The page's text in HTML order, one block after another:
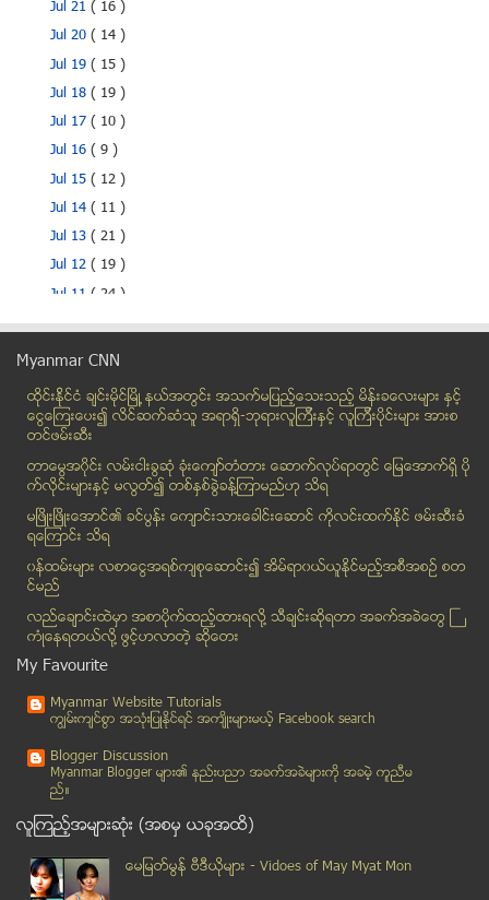
Jul 21( 16 )
Jul 20( 14 )
Jul 19( 15 )
Jul 18( 19 )
Jul 17( 10 )
Jul 16( 9 )
Jul 15( 12 )
Jul 14( 11 )
Jul 13( 21 )
Jul 12( 19 )
Jul 11( 24 )
Jul 10( 13 )
Jul 09( 22 )
Jul 07( 26 )
Jul 06( 28 )
Jul 05( 35 )
Jul 04( 26 )
Jul 03( 31 )
Jul 02
( 51 )
Jul 01
June( 2020 )
May( 2703 )
April( 2208 )
March( 2596 )
February ( 2205 )
January( 2657 )
2013( 8202 )
Myanmar CNN
ထိုင္းနို္င္ငံ ခ်င္းမိုင္ျမိဳ ့နယ္အတြင္း အသက္မျပည့္ေသးသည့္ မိန္းခေလးမ်ား နွင့္
ေငြေၾကးေပး၍ လိင္ဆက္ဆံသူ အရာရွိ-ဘုရားလူၾကီးနွင့္ လူၾကီးပိုင္းမ်ား အားစ
တင္ဖမ္းဆီး
တာေမြအ၀ိုင္း လမ္းငါးခြဆံု ခံုးေက်ာ္တံတား ေဆာက္လုပ္ရာတြင္ ေျမေအာက္ရွိ ပို
က္လိုင္းမ်ားႏွင့္ မလြတ္၍ တစ္ႏွစ္ခြဲခန္႔ၾကာမည္ဟု သိရ
မၿဖိဳးၿဖိဳးေအာင္၏ ခင္ပြန္း ေက်ာင္းသားေခါင္းေဆာင္ ကိုလင္းထက္ႏိုင္ ဖမ္းဆီးခံ
ရေၾကာင္း သိရ
၀န္ထမ္းမ်ား လစာေငြအရစ္က်စုေဆာင္း၍ အိမ္ရာ၀ယ္ယူႏုိင္မည့္အစီအစဥ္ စတ
င္မည္
လည္ေခ်ာင္းထဲမွာ အစာပိုက္ထည့္ထားရလုိ႔ သီခ်င္းဆုိရတာ အခက္အခဲေတြ ႀ
ကံဳေနရတယ္လို႔ ဖြင့္ဟလာတဲ့ ဆုိေတး
My Favourite
Myanmar Website Tutorials
ကၽြမ္းက်င္စြာ အသုံးျပဳႏုိင္ရင္ အက်ိဳးမ်ားမယ့္ Facebook search
Blogger Discussion
Myanmar Blogger မ်ား၏ နည္းပညာ အခက္အခဲမ်ားကုိ အခမဲ့ ကူညီမ
ည္။
လူၾကည့္အမ်ားဆုံး (အစမွ ယခုအထိ)
ေမျမတ္မြန္ ဗီဒီယုိမ်ား - Vidoes of May Myat Mon